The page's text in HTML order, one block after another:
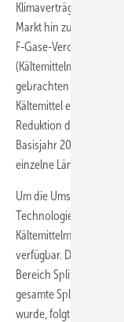
Klimaverträglichkeit
Markt hin zu
F-Gase-Verordnung
(Kältemittelmenge ×
gebrachten Menge
Kältemittel
Reduktion der
Basisjahr 2015.
einzelne Länder gibt es
Um die Umsetzung der
Technologien zur
Kältemittelmenge
verfügbar. Daikin hat
Bereich Split-Klima auf
gesamte Split-
wurde, folgt nun das